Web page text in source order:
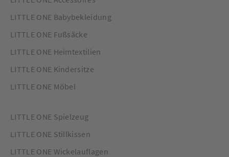
LITTLE ONE Babybekleidung
LITTLE ONE Fußsäcke
LITTLE ONE Heimtextilien
LITTLE ONE Kindersitze
LITTLE ONE Möbel
LITTLE ONE Spielzeug
LITTLE ONE Stillkissen
LITTLE ONE Wickelauflagen